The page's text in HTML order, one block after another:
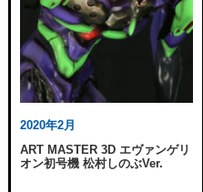
2020年2月
ART MASTER 3D エヴァンゲリ
オン初号機 松村しのぶVer.